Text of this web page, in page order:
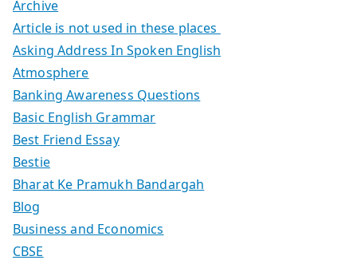
Archive
Article is not used in these places
Asking Address In Spoken English
Atmosphere
Banking Awareness Questions
Basic English Grammar
Best Friend Essay
Bestie
Bharat Ke Pramukh Bandargah
Blog
Business and Economics
CBSE